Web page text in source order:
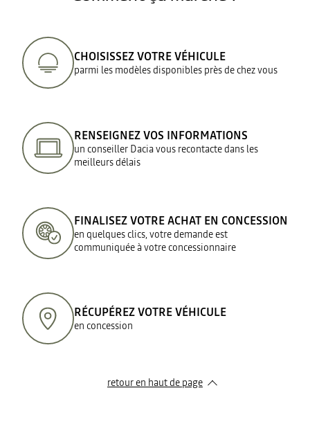
CHOISISSEZ VOTRE VÉHICULE
parmi les modèles disponibles près de chez vous
RENSEIGNEZ VOS INFORMATIONS
un conseiller Dacia vous recontacte dans les
meilleurs délais
FINALISEZ VOTRE ACHAT EN CONCESSION
en quelques clics, votre demande est
communiquée à votre concessionnaire
RÉCUPÉREZ VOTRE VÉHICULE
en concession
retour en haut de page​